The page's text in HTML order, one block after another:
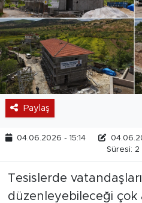
Paylaş
04.06.2026 - 15:14
Süresi: 2
Tesislerde
düzenleyebileceği çok